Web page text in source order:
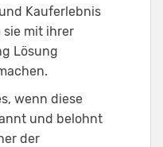
Kauferlebnis
sie mit ihrer
Lösung
wenn diese
und belohnt
der